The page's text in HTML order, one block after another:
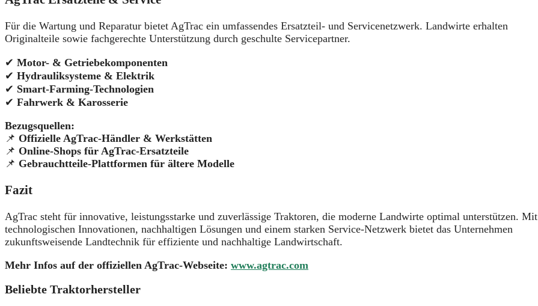
Für die Wartung und Reparatur bietet AgTrac ein umfassendes Ersatzteil- und Servicenetzwerk. Landwirte erhalten
Originalteile sowie fachgerechte Unterstützung durch geschulte Servicepartner.
✔ Motor- & Getriebekomponenten
✔ Hydrauliksysteme & Elektrik
✔ Smart-Farming-Technologien
✔ Fahrwerk & Karosserie
Bezugsquellen:
📌 Offizielle AgTrac-Händler & Werkstätten
📌 Online-Shops für AgTrac-Ersatzteile
📌 Gebrauchtteile-Plattformen für ältere Modelle
Fazit
AgTrac steht für innovative, leistungsstarke und zuverlässige Traktoren, die moderne Landwirte optimal unterstützen. Mit
technologischen Innovationen, nachhaltigen Lösungen und einem starken Service-Netzwerk bietet das Unternehmen
zukunftsweisende Landtechnik für effiziente und nachhaltige Landwirtschaft.
Mehr Infos auf der offiziellen AgTrac-Webseite: www.agtrac.com
Beliebte Traktorhersteller